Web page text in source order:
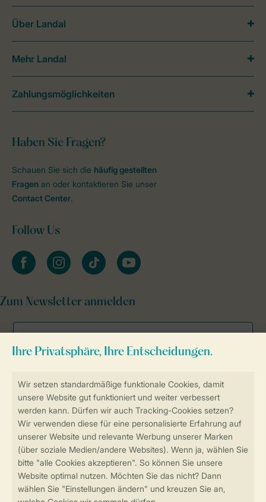
Sicher und schnell zur Online-Buchung
Sichere Datenübertragung
Sicheres Bezahlen
Haben Sie Fragen?
Schauen Sie sich die häufig gestellten
Fragen an oder kontaktieren Sie unser
Contact Center.
Follow Us
facebookinstagramtiktok youtube
Zum Newsletter anmelden
Über Landal
Mehr Landal
Zahlungsmöglichkeiten